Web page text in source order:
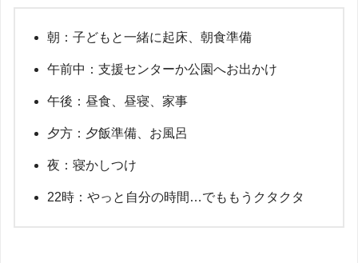
朝：子どもと一緒に起床、朝食準備
午前中：支援センターか公園へお出かけ
午後：昼食、昼寝、家事
夕方：夕飯準備、お風呂
夜：寝かしつけ
22時：やっと自分の時間…でももうクタクタ